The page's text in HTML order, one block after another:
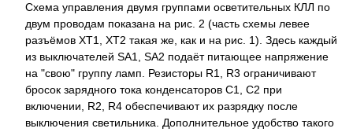
Схема управления двумя группами осветительных КЛЛ по
двум проводам показана на рис. 2 (часть схемы левее
разъёмов XT1, XT2 такая же, как и на рис. 1). Здесь каждый
из выключателей SA1, SA2 подаёт питающее напряжение
на "свою" группу ламп. Резисторы R1, R3 ограничивают
бросок зарядного тока конденсаторов C1, C2 при
включении, R2, R4 обеспечивают их разрядку после
выключения светильника. Дополнительное удобство такого